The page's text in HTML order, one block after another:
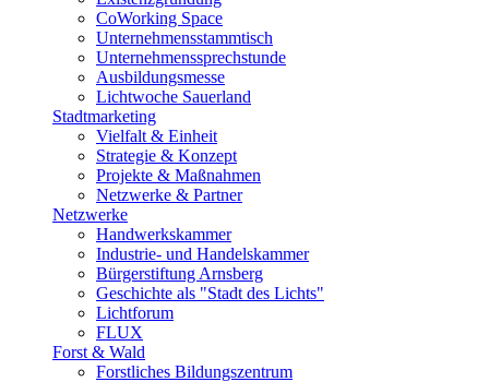
CoWorking Space
Unternehmensstammtisch
Unternehmenssprechstunde
Ausbildungsmesse
Lichtwoche Sauerland
Stadtmarketing
Vielfalt & Einheit
Strategie & Konzept
Projekte & Maßnahmen
Netzwerke & Partner
Netzwerke
Handwerkskammer
Industrie- und Handelskammer
Bürgerstiftung Arnsberg
Geschichte als "Stadt des Lichts"
Lichtforum
FLUX
Forst & Wald
Forstliches Bildungszentrum